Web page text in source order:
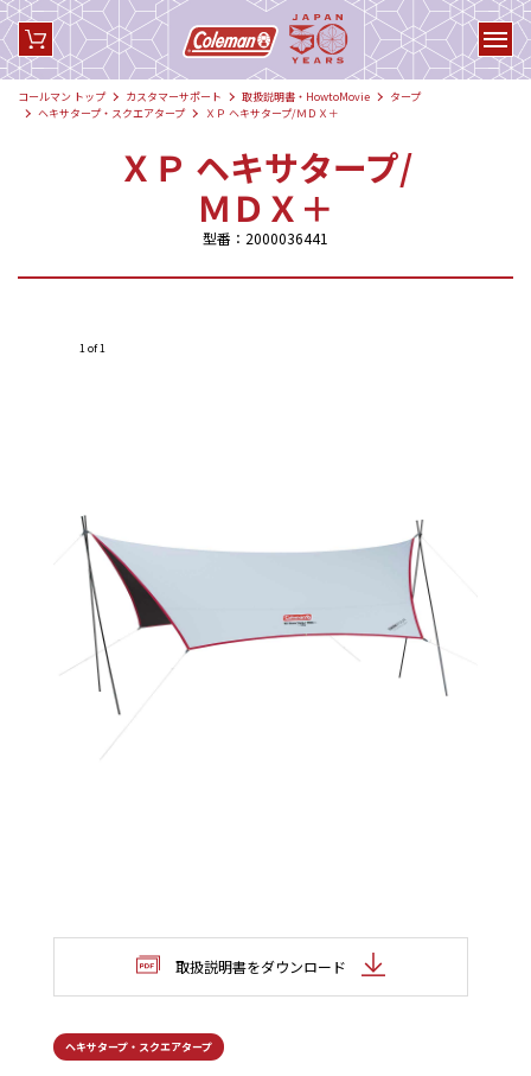
コールマン トップ カスタマーサポート 取扱説明書・HowtoMovie
タープ
ヘキサタープ・スクエアタープ
ＸＰ ヘキサタープ/ＭＤＸ＋
ＸＰ ヘキサタープ/
ＭＤＸ＋
型番：2000036441
1 of 1
取扱説明書をダウンロード
ヘキサタープ・スクエアタープ